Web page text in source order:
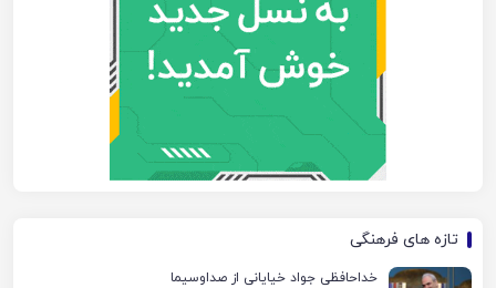
تازه های فرهنگی
خداحافظی جواد خیایانی از صداوسیما